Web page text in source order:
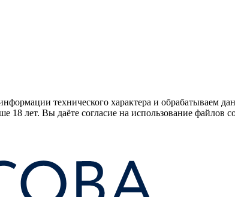
технического характера и обрабатываем
18 лет. Вы даёте согласие на использование файлов